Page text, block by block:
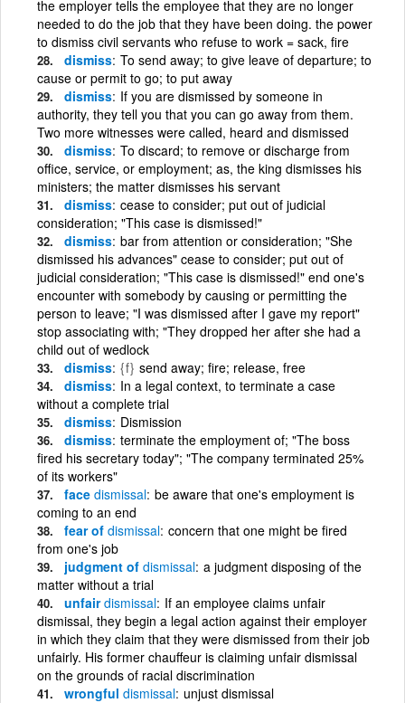
the employer tells the employee that they are no longer
needed to do the job that they have been doing. the power
to dismiss civil servants who refuse to work = sack, fire
dismiss To send away; to give leave of departure; to
cause or permit to go; to put away
dismiss If you are dismissed by someone in
authority, they tell you that you can go away from them.
Two more witnesses were called, heard and dismissed
dismiss To discard; to remove or discharge from
office, service, or employment; as, the king dismisses his
ministers; the matter dismisses his servant
dismiss cease to consider; put out of judicial
consideration; "This case is dismissed!"
dismiss bar from attention or consideration; "She
dismissed his advances" cease to consider; put out of
judicial consideration; "This case is dismissed!" end one's
encounter with somebody by causing or permitting the
person to leave; "I was dismissed after I gave my report"
stop associating with; "They dropped her after she had a
child out of wedlock
dismiss {f} send away; fire; release, free
dismiss In a legal context, to terminate a case
without a complete trial
dismiss Dismission
dismiss terminate the employment of; "The boss
fired his secretary today"; "The company terminated 25%
of its workers"
face dismissal be aware that one's employment is
coming to an end
fear of dismissal concern that one might be fired
from one's job
judgment of dismissal a judgment disposing of the
matter without a trial
unfairdismissal If an employee claims unfair
dismissal, they begin a legal action against their employer
in which they claim that they were dismissed from their job
unfairly. His former chauffeur is claiming unfair dismissal
on the grounds of racial discrimination
wrongful dismissal unjust dismissal